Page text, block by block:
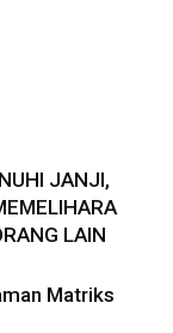
JANJI,
LAIN
Matriks